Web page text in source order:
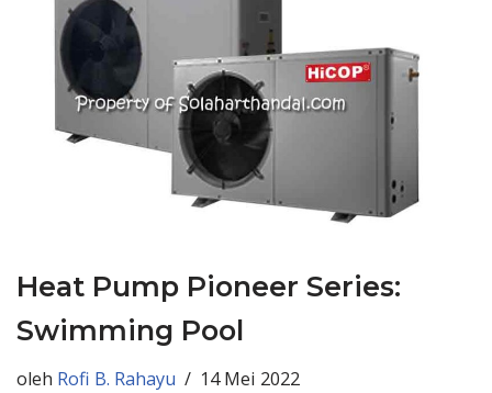
Heat Pump Pioneer Series:
Swimming Pool
oleh Rofi B. Rahayu 14 Mei 2022